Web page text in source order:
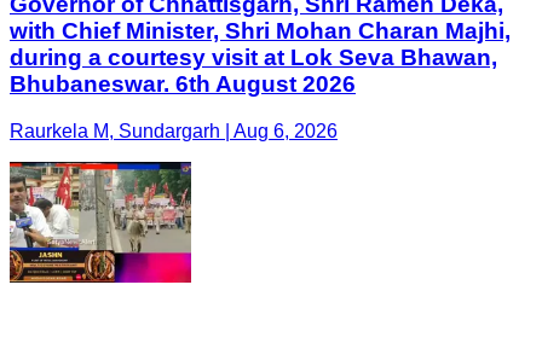
with Chief Minister, Shri Mohan Charan Majhi,
during a courtesy visit at Lok Seva Bhawan,
Bhubaneswar. 6th August 2026
Raurkela M, Sundargarh | Aug 6, 2026